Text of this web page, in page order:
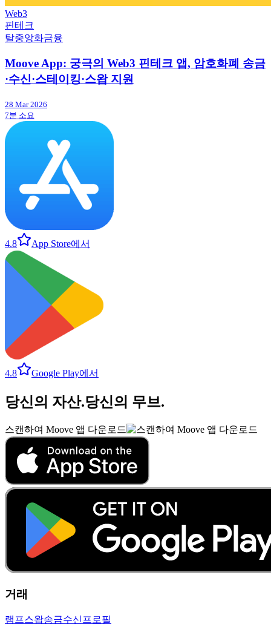
Web3
핀테크
탈중앙화금융
Moove App: 궁극의 Web3 핀테크 앱, 암호화폐 송금
·수신·스테이킹·스왑 지원
28 Mar 2026
7분 소요
4.8 App Store에서
4.8 Google Play에서
당신의 자산.당신의 무브.
스캔하여 Moove 앱 다운로드
거래
램프스왑송금수신 프로필